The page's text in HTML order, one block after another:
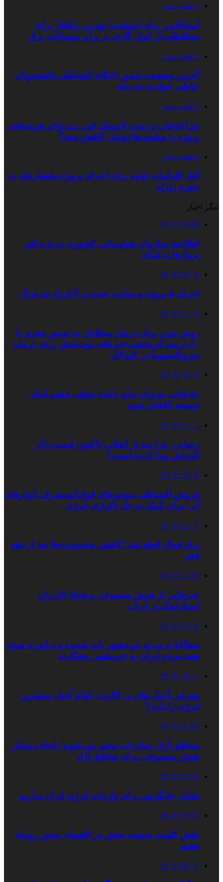
3 هفته پیش
استابلایزر برای اسپلیت؛ بهترین راهکار برای
محافظت از کولر گازی در برابر نوسانات برق
3 هفته پیش
آخرین وضعیت صدور احکام انضباطی دانشجویان
خاطی حوادث دی ماه
3 هفته پیش
چرا انتخاب درست لاستیک لودر می‌تواند هزینه‌های
پروژه را میلیون‌ها تومان کاهش دهد؟
4 هفته پیش
آغاز اقدامات اولیه برای اجرای پروژه ماهواره‌ای در
حوزه زلزله
دیگر اخبار
۱۴۰۲/۱۱/۲۵
اطلاعیه سازمان هواپیمایی کشوری درباره لغو
پروازها به لبنان
۱۴۰۲/۱۲/۰۷
اجرای ۵ پروژه و سایت جدید در آزادراه خرم‌زال
۱۴۰۳/۱۰/۰۳
روش نوین برای درمان مبتلایان به تومور مغزی با
۶۰ درصد اثربخشی/خبرهای نویدبخش برای درمان
نوروبلاستوما در کودکان
۱۴۰۳/۰۹/۰۳
جابجایی مدیران نباید باعث توقف چشم انداز
توسعه کاشان شود
۱۴۰۳/۱۰/۰۱
رسایی: چرا بعد از انقلاب تاکنون قیمت دلار
افزایش پیدا کرده است؟
۱۴۰۴/۰۳/۰۳
فروش اقساطی موتورهای فوق‌کم‌مصرف کولرهای
آبی برای کمک به حل ناترازی انرژی
۱۴۰۲/۱۱/۰۲
برق فولاد قطع شد؛ کاهش محدودیت‌ها بعد از دهه
فجر
۱۴۰۲/۱۰/۲۷
خبرهایی از هوش مصنوعی و تعداد کاربران
استارلینک در ایران
۱۴۰۲/۱۱/۰۳
مطالبات مردم خرمشهر باید شنیده و برآورده شود/
همه مردم ایران به خرمشهر بدهکارند
۱۴۰۳/۰۹/۰۱
معرفی آجیل های پر کالری: کدام آجیل بیشترین
انرژی را دارد؟
۱۴۰۲/۱۱/۲۶
مناطق آزاد، صادرات محور می‌شوند/ ایجاد دستیار
هوش مصنوعی برای مناطق آزاد
۱۴۰۲/۱۲/۱۸
بغداد: جایگزینی برای واردات انرژی ایران نداریم
۱۴۰۴/۰۳/۲۱
نقش کلیدی صنعت پخش در اقتصاد، محور رویداد
هفتم
۱۴۰۲/۱۲/۰۲